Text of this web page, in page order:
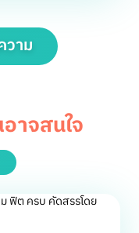
าม
าจสนใจ